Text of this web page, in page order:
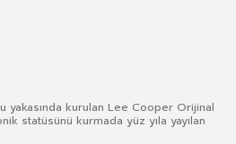
yakasında kurulan Lee Cooper Orijinal
statüsünü kurmada yüz yıla yayılan